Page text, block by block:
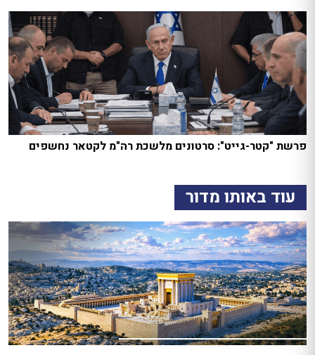
פרשת "קטר-גייט": סרטונים מלשכת רה"מ לקטאר נחשפים
עוד באותו מדור